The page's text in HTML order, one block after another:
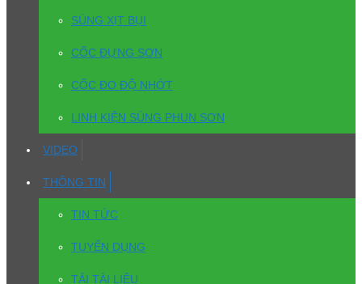
SÚNG XỊT BỤI
CỐC ĐỰNG SƠN
CỐC ĐO ĐỘ NHỚT
LINH KIỆN SÚNG PHUN SƠN
VIDEO
THÔNG TIN
TIN TỨC
TUYỂN DỤNG
TẢI TÀI LIỆU